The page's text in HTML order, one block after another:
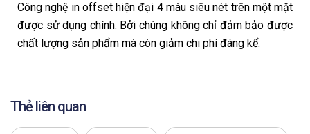
Công nghệ in offset hiện đại 4 màu siêu nét trên một mặt
được sử dụng chính. Bởi chúng không chỉ đảm bảo được
chất lượng sản phẩm mà còn giảm chi phí đáng kể.
Thẻ liên quan